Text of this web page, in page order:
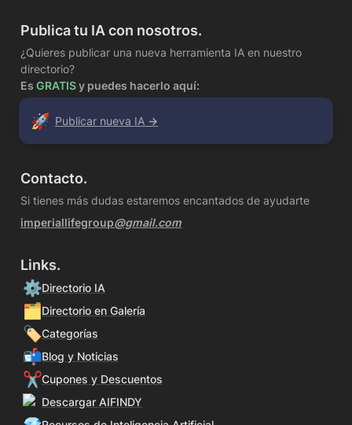
Publica tu IA con nosotros.
¿Quieres publicar una nueva herramienta IA en nuestro
Es GRATIS y puedes hacerlo aquí:
🚀 Publicar nueva IA →
Contacto.
Si tienes más dudas estaremos encantados de ayudarte
imperiallifegroup@gmail.com
Links.
⚙️Directorio IA
🗂️Directorio en Galería
🏷️Categorías
📬Blog y Noticias
✂️Cupones y Descuentos
Descargar AIFINDY